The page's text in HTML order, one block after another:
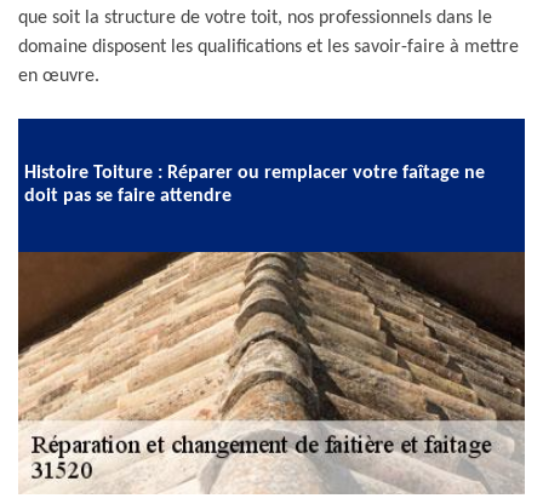
que soit la structure de votre toit, nos professionnels dans le
domaine disposent les qualifications et les savoir-faire à mettre
en œuvre.
Histoire Toiture : Réparer ou remplacer votre faîtage ne
doit pas se faire attendre